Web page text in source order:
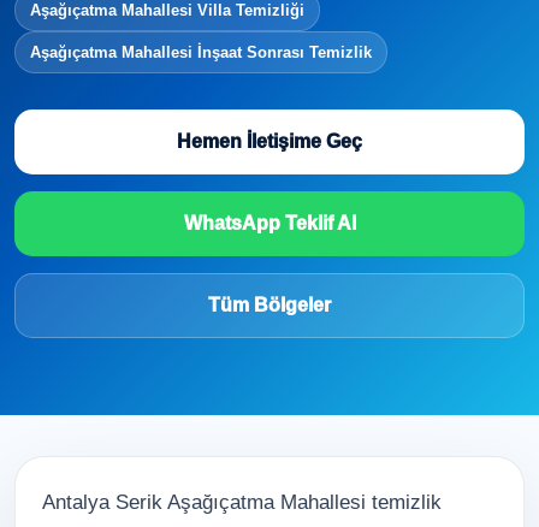
Aşağıçatma Mahallesi Villa Temizliği
Aşağıçatma Mahallesi İnşaat Sonrası Temizlik
Hemen İletişime Geç
WhatsApp Teklif Al
Tüm Bölgeler
Antalya Serik Aşağıçatma Mahallesi temizlik